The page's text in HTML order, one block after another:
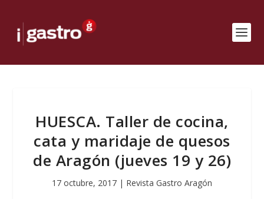
HUESCA. Taller de cocina,
cata y maridaje de quesos
de Aragón (jueves 19 y 26)
17 octubre, 2017 | Revista Gastro Aragón